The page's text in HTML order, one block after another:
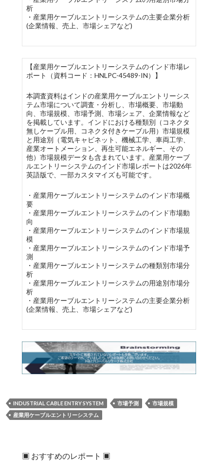
析
・産業用ケーブルエントリーシステムの主要企業分析
(企業情報、売上、市場シェアなど)
【産業用ケーブルエントリーシステムのインド市場レ
ポート（資料コード：HNLPC-45489-IN）】
本調査資料はインドの産業用ケーブルエントリーシス
テム市場について調査・分析し、市場概要、市場動
向、市場規模、市場予測、市場シェア、企業情報など
を掲載しています。インドにおける種類別（コネクタ
無しケーブル用、コネクタ付きケーブル用）市場規模
と用途別（電気キャビネット、機械工学、車両工学、
産業オートメーション、再生可能エネルギー、その
他）市場規模データも含まれています。産業用ケーブ
ルエントリーシステムのインド市場レポートは2026年
英語版で、一部カスタマイズも可能です。
・産業用ケーブルエントリーシステムのインド市場概
要
・産業用ケーブルエントリーシステムのインド市場動
向
・産業用ケーブルエントリーシステムのインド市場規
模
・産業用ケーブルエントリーシステムのインド市場予
測
・産業用ケーブルエントリーシステムの種類別市場分
析
・産業用ケーブルエントリーシステムの用途別市場分
析
・産業用ケーブルエントリーシステムの主要企業分析
(企業情報、売上、市場シェアなど)
INDUSTRIAL CABLE ENTRY SYSTEM 市場予測
市場規模
産業用ケーブルエントリーシステム
▣ おすすめのレポート ▣